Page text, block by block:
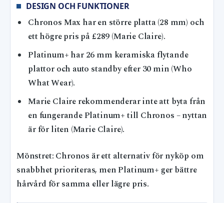
DESIGN OCH FUNKTIONER
Chronos Max har en större platta (28 mm) och
ett högre pris på £289 (Marie Claire).
Platinum+ har 26 mm keramiska flytande
plattor och auto standby efter 30 min (Who
What Wear).
Marie Claire rekommenderar inte att byta från
en fungerande Platinum+ till Chronos – nyttan
är för liten (Marie Claire).
Mönstret: Chronos är ett alternativ för nyköp om
snabbhet prioriteras, men Platinum+ ger bättre
hårvård för samma eller lägre pris.